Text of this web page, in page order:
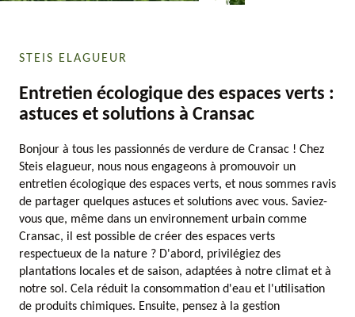
STEIS ELAGUEUR
Entretien écologique des espaces verts :
astuces et solutions à Cransac
Bonjour à tous les passionnés de verdure de Cransac ! Chez
Steis elagueur, nous nous engageons à promouvoir un
entretien écologique des espaces verts, et nous sommes ravis
de partager quelques astuces et solutions avec vous. Saviez-
vous que, même dans un environnement urbain comme
Cransac, il est possible de créer des espaces verts
respectueux de la nature ? D'abord, privilégiez des
plantations locales et de saison, adaptées à notre climat et à
notre sol. Cela réduit la consommation d'eau et l'utilisation
de produits chimiques. Ensuite, pensez à la gestion